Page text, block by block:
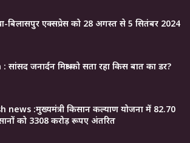
बिलासपुर एक्सप्रेस को 28 अगस्त से 5 सितंबर 2024
जनार्दन मिश्रा को सता रहा किस बात का डर?
:मुख्यमंत्री किसान कल्याण योजना में 82.70
को 3308 करोड़ रूपए अंतरित